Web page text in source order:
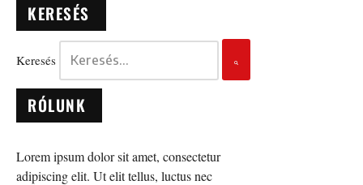
KERESÉS
Keresés
RÓLUNK
Lorem ipsum dolor sit amet, consectetur
adipiscing elit. Ut elit tellus, luctus nec